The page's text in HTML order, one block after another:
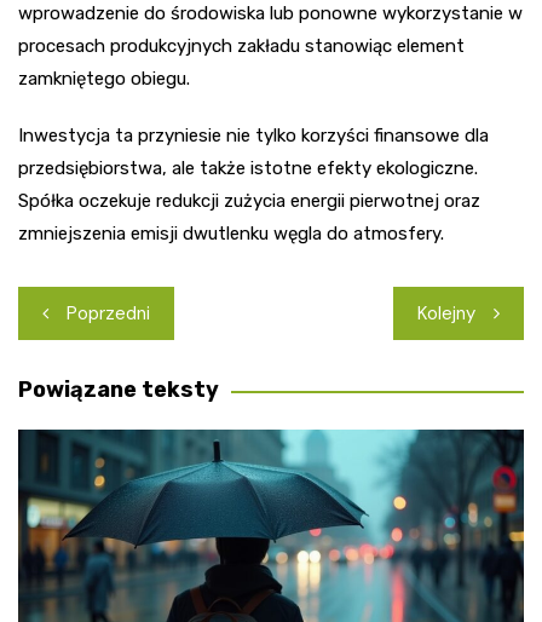
wprowadzenie do środowiska lub ponowne wykorzystanie w
procesach produkcyjnych zakładu stanowiąc element
zamkniętego obiegu.
Inwestycja ta przyniesie nie tylko korzyści finansowe dla
przedsiębiorstwa, ale także istotne efekty ekologiczne.
Spółka oczekuje redukcji zużycia energii pierwotnej oraz
zmniejszenia emisji dwutlenku węgla do atmosfery.
Nawigacja
wpisu
Poprzedni Kolejny
Powiązane teksty